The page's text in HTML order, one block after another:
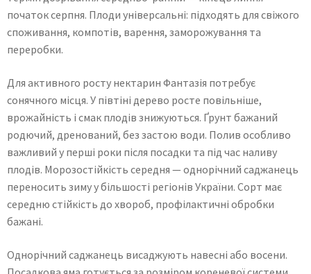
початок серпня. Плоди універсальні: підходять для свіжого
споживання, компотів, варення, заморожування та
переробки.
Для активного росту нектарин Фантазія потребує
сонячного місця. У півтіні дерево росте повільніше,
врожайність і смак плодів знижуються. Ґрунт бажаний
родючий, дренований, без застою води. Полив особливо
важливий у перші роки після посадки та під час наливу
плодів. Морозостійкість середня — однорічний саджанець
переносить зиму у більшості регіонів України. Сорт має
середню стійкість до хвороб, профілактичні обробки
бажані.
Однорічний саджанець висаджують навесні або восени.